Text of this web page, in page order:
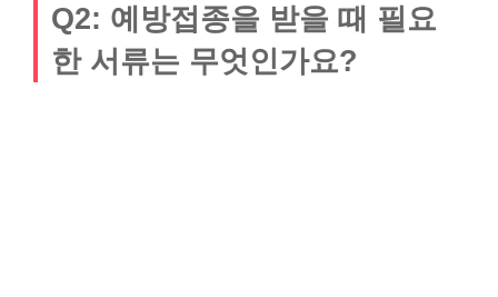
Q2: 예방접종을 받을 때 필요
한 서류는 무엇인가요?